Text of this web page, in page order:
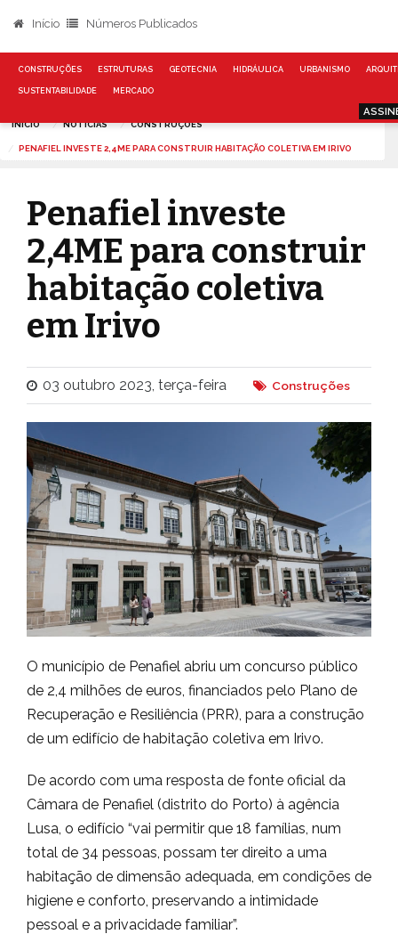
Início Números Publicados
CONSTRUÇÕES ESTRUTURAS GEOTECNIA HIDRÁULICA URBANISMO
SUSTENTABILIDADE MERCADO
INÍCIO NOTÍCIAS CONSTRUÇÕES
PENAFIEL INVESTE 2,4ME PARA CONSTRUIR HABITAÇÃO COLETIVA EM IRIVO
Penafiel investe
2,4ME para construir
habitação coletiva
em Irivo
03 outubro 2023, terça-feira Construções
O município de Penafiel abriu um concurso público
de 2,4 milhões de euros, financiados pelo Plano de
Recuperação e Resiliência (PRR), para a construção
de um edifício de habitação coletiva em Irivo.
De acordo com uma resposta de fonte oficial da
Câmara de Penafiel (distrito do Porto) à agência
Lusa, o edifício “vai permitir que 18 famílias, num
total de 34 pessoas, possam ter direito a uma
habitação de dimensão adequada, em condições de
higiene e conforto, preservando a intimidade
pessoal e a privacidade familiar”.